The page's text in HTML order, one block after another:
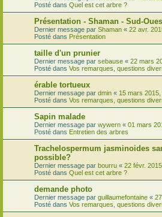
Posté dans Quel est cet arbre ?
Présentation - Shaman - Sud-
Dernier message par Shaman « 22 avr.
Posté dans Présentation
taille d'un prunier
Dernier message par sebause « 22 mars
Posté dans Vos remarques, questions
érable tortueux
Dernier message par dmin « 15 mars
Posté dans Vos remarques, questions
Sapin malade
Dernier message par wywern « 01 mars
Posté dans Entretien des arbres
Trachelospermum jasminoides
possible?
Dernier message par bourru « 22 févr.
Posté dans Quel est cet arbre ?
demande photo
Dernier message par guillaumefontaine «
Posté dans Vos remarques, questions